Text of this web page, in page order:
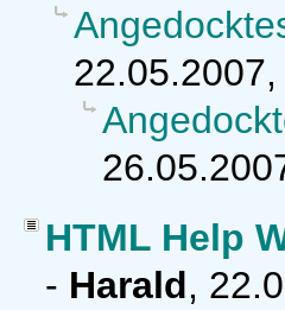
HTML Help
- Harald,